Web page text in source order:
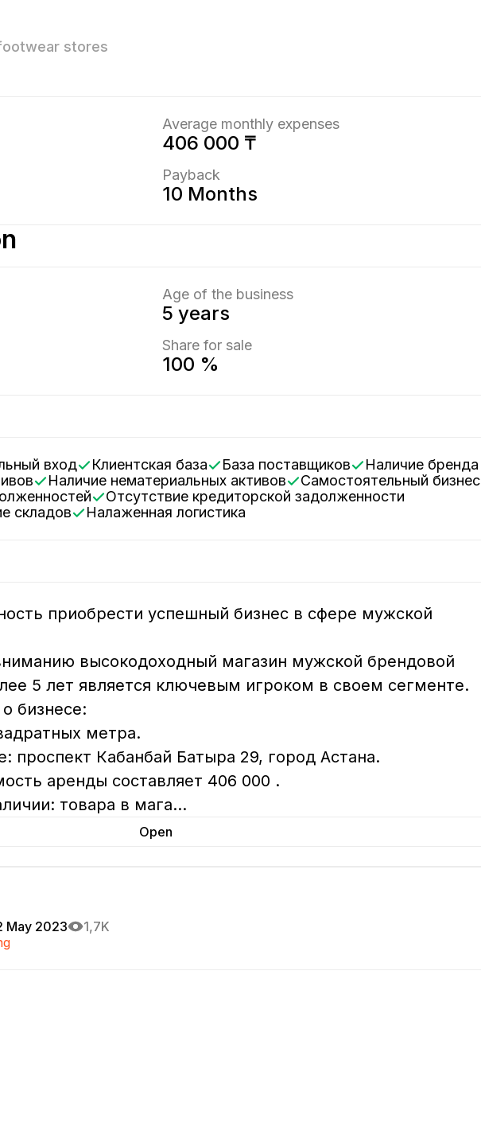
stores
Average monthly expenses
406 000 ₸
Payback
10 Months
Age of the business
5 years
Share for sale
100 %
вход Клиентская база База поставщиков
Наличие бренда
Наличие нематериальных активов
Самостоятельный бизнес
Отсутствие кредиторской задолженности
складов Налаженная логистика
приобрести успешный бизнес в сфере мужской
5 лет является ключевым игроком в своем сегменте.
бизнесе:
метра.
проспект Кабанбай Батыра 29, город Астана.
аренды составляет 406 000 .
товара в мага...
Open
May 2023
1,7K